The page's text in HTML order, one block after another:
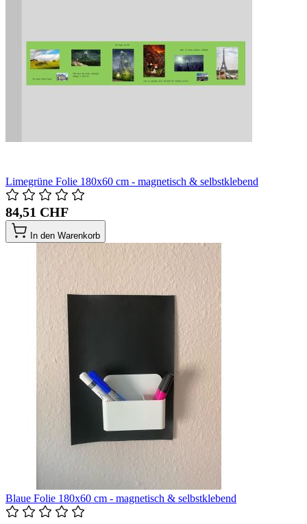
Limegrüne Folie 180x60 cm - magnetisch & selbstklebend
84,51 CHF
In den Warenkorb
Blaue Folie 180x60 cm - magnetisch & selbstklebend